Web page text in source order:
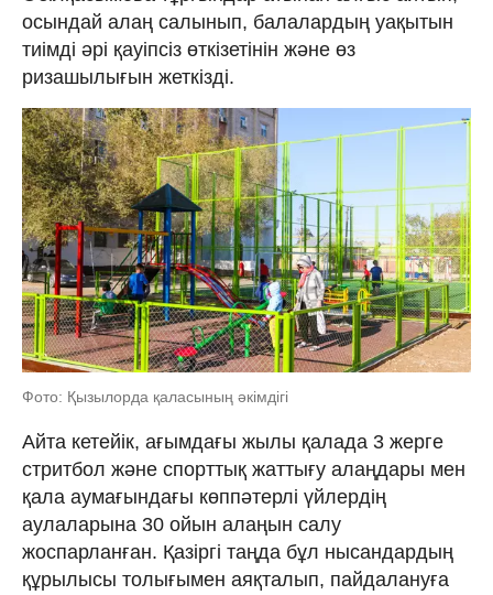
осындай алаң салынып, балалардың уақытын
тиімді әрі қауіпсіз өткізетінін және өз
ризашылығын жеткізді.
Фото: Қызылорда қаласының әкімдігі
Айта кетейік, ағымдағы жылы қалада 3 жерге
стритбол және спорттық жаттығу алаңдары мен
қала аумағындағы көппәтерлі үйлердің
аулаларына 30 ойын алаңын салу
жоспарланған. Қазіргі таңда бұл нысандардың
құрылысы толығымен аяқталып, пайдалануға